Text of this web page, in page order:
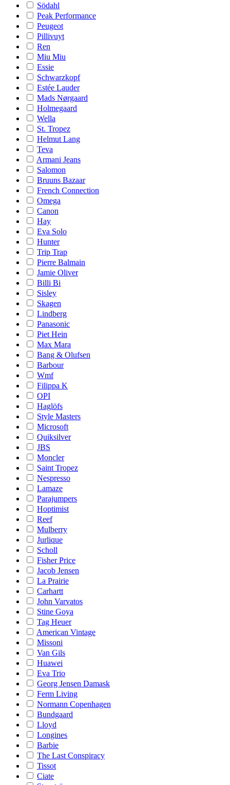
Södahl
Peak Performance
Peugeot
Pillivuyt
Ren
Miu Miu
Essie
Schwarzkopf
Estée Lauder
Mads Nørgaard
Holmegaard
Wella
St. Tropez
Helmut Lang
Teva
Armani Jeans
Salomon
Bruuns Bazaar
French Connection
Omega
Canon
Hay
Eva Solo
Hunter
Trip Trap
Pierre Balmain
Jamie Oliver
Billi Bi
Sisley
Skagen
Lindberg
Panasonic
Piet Hein
Max Mara
Bang & Olufsen
Barbour
Wmf
Filippa K
OPI
Haglöfs
Style Masters
Microsoft
Quiksilver
JBS
Moncler
Saint Tropez
Nespresso
Lamaze
Parajumpers
Hoptimist
Reef
Mulberry
Jurlique
Scholl
Fisher Price
Jacob Jensen
La Prairie
Carhartt
John Varvatos
Stine Goya
Tag Heuer
American Vintage
Missoni
Van Gils
Huawei
Eva Trio
Georg Jensen Damask
Ferm Living
Normann Copenhagen
Bundgaard
Lloyd
Longines
Barbie
The Last Conspiracy
Tissot
Ciate